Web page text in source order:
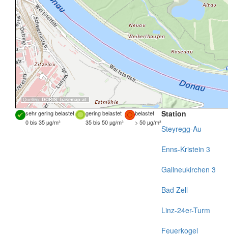
Quellen: DORIS, basemap.at
sehr gering belastet gering belastet
belastet
0 bis 35 µg/m³
35 bis 50 µg/m³ > 50 µg/m³
Station
Steyregg-Au
Enns-Kristein 3
Gallneukirchen 3
Bad Zell
Linz-24er-Turm
Feuerkogel